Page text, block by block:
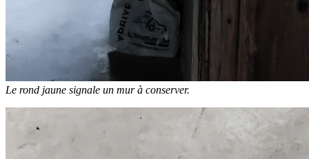
Le rond jaune signale un mur à conserver.